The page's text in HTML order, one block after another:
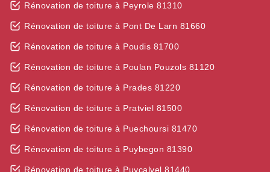
Rénovation de toiture à Peyrole 81310
Rénovation de toiture à Pont De Larn 81660
Rénovation de toiture à Poudis 81700
Rénovation de toiture à Poulan Pouzols 81120
Rénovation de toiture à Prades 81220
Rénovation de toiture à Pratviel 81500
Rénovation de toiture à Puechoursi 81470
Rénovation de toiture à Puybegon 81390
Rénovation de toiture à Puycalvel 81440